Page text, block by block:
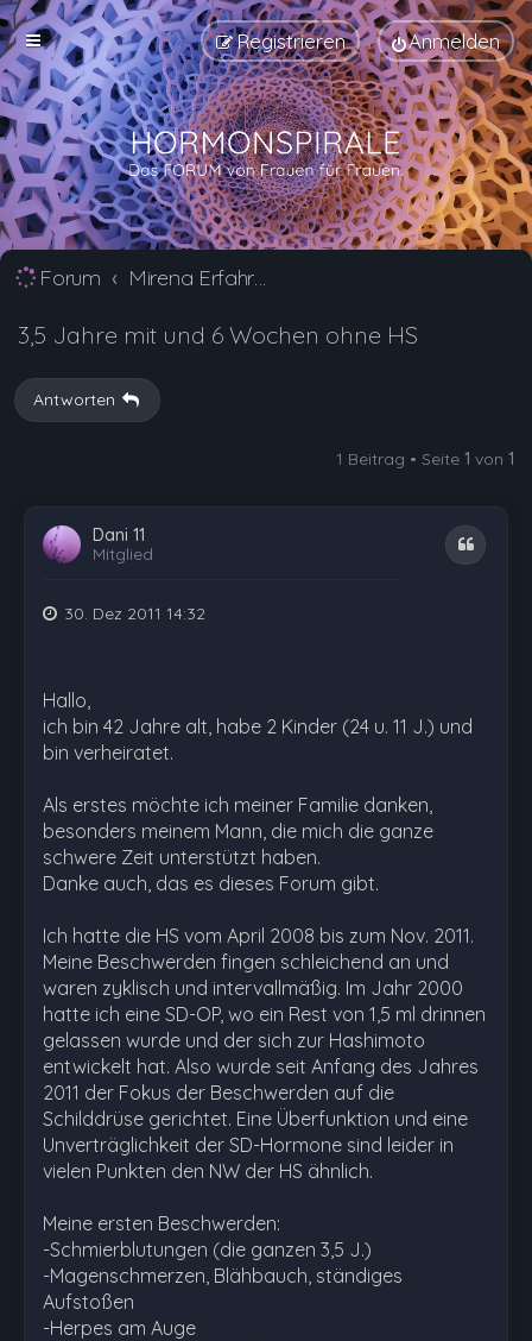
Anmelden
Registrieren
Forum Mirena Erfahrungsberichte und Nebenwirkungen
3,5 Jahre mit und 6 Wochen ohne HS
Antworten
1 Beitrag • Seite 1 von 1
Dani 11
Mitglied
Zitat
30. Dez 2011 14:32
Hallo,
ich bin 42 Jahre alt, habe 2 Kinder (24 u. 11 J.) und
bin verheiratet.
Als erstes möchte ich meiner Familie danken,
besonders meinem Mann, die mich die ganze
schwere Zeit unterstützt haben.
Danke auch, das es dieses Forum gibt.
Ich hatte die HS vom April 2008 bis zum Nov. 2011.
Meine Beschwerden fingen schleichend an und
waren zyklisch und intervallmäßig. Im Jahr 2000
hatte ich eine SD-OP, wo ein Rest von 1,5 ml drinnen
gelassen wurde und der sich zur Hashimoto
entwickelt hat. Also wurde seit Anfang des Jahres
2011 der Fokus der Beschwerden auf die
Schilddrüse gerichtet. Eine Überfunktion und eine
Unverträglichkeit der SD-Hormone sind leider in
vielen Punkten den NW der HS ähnlich.
Meine ersten Beschwerden:
-Schmierblutungen (die ganzen 3,5 J.)
-Magenschmerzen, Blähbauch, ständiges
Aufstoßen
-Herpes am Auge